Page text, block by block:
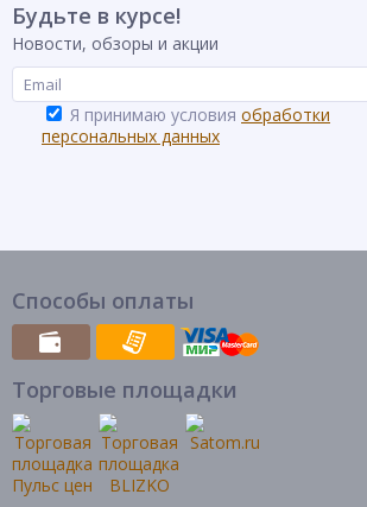
Будьте в курсе!
Новости, обзоры и акции
Я принимаю условия обработки
персональных данных
Способы оплаты
Торговые площадки